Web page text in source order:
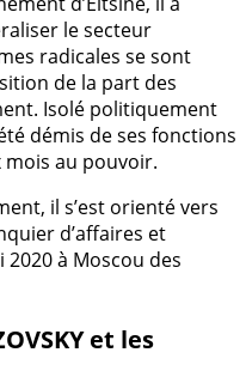
le secteur
radicales se sont
de la part des
Isolé politiquement
démis de ses fonctions
mois au pouvoir.
il s’est orienté vers
d’affaires et
à Moscou des
et les